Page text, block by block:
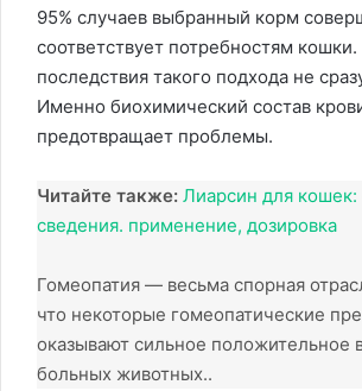
95% случаев выбранный корм
соответствует потребностям
последствия такого подхода не
Именно биохимический состав
предотвращает проблемы.
Читайте также: Лиарсин для
сведения. применение, дозировка
Гомеопатия — весьма спорная
что некоторые гомеопатические
оказывают сильное положительное
больных животных..